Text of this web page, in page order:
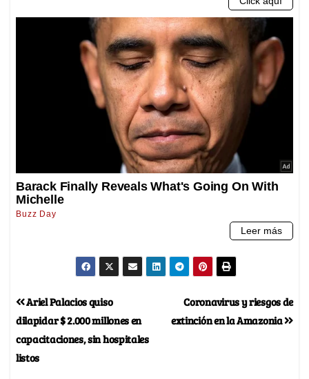
Coronavirus y riesgos de
extinción en la Amazonia
Ariel Palacios quiso
dilapidar $ 2.000 millones en
capacitaciones, sin hospitales
listos